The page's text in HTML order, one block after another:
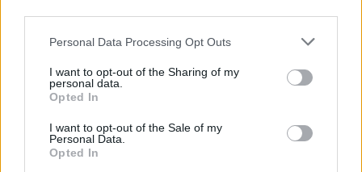
Please note that this website/app uses one or more Google
not limited to your visit or usage behaviour. You may click to
grant or deny consent to Google and its third-party tags to
use your data for below specified purposes in below Google
consent section.
Personal Data Processing Opt Outs
I want to opt-out of the Sharing of my
personal data.
Opted In
I want to opt-out of the Sale of my
Personal Data.
Opted In
3Σέρρες: Βίντεο ντοκουμέντο από το
οδηγός του φορτηγού κατέγραψε τη
Έρχεται τριήμερο με 40άρια και ισχυρά
μελτέμια - Οι περιοχές που θα είναι πιο
έντονα τα φαινόμενα
Στα Χανιά για ολιγοήμερες διακοπές ο
Κυριάκος Μητσοτάκης με την σύζυγό του
Μαρέβα